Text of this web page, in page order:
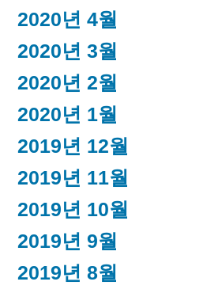
2020년 4월
2020년 3월
2020년 2월
2020년 1월
2019년 12월
2019년 11월
2019년 10월
2019년 9월
2019년 8월